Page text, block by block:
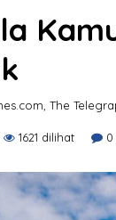
The
1621 dilihat